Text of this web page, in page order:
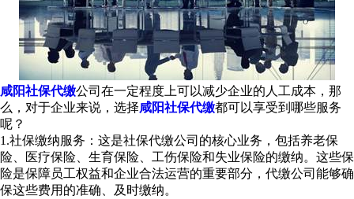
咸阳社保代缴公司在一定程度上可以减少企业的人工成本，那
么，对于企业来说，选择咸阳社保代缴都可以享受到哪些服务
呢？
1.社保缴纳服务：这是社保代缴公司的核心业务，包括养老保
险、医疗保险、生育保险、工伤保险和失业保险的缴纳。这些保
险是保障员工权益和企业合法运营的重要部分，代缴公司能够确
保这些费用的准确、及时缴纳。